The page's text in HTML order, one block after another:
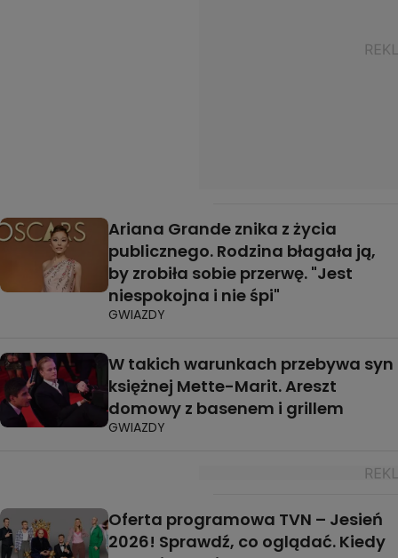
Ariana Grande znika z życia
publicznego. Rodzina błagała ją,
by zrobiła sobie przerwę. "Jest
niespokojna i nie śpi"
GWIAZDY
W takich warunkach przebywa syn
księżnej Mette-Marit. Areszt
domowy z basenem i grillem
GWIAZDY
Oferta programowa TVN – Jesień
2026! Sprawdź, co oglądać. Kiedy